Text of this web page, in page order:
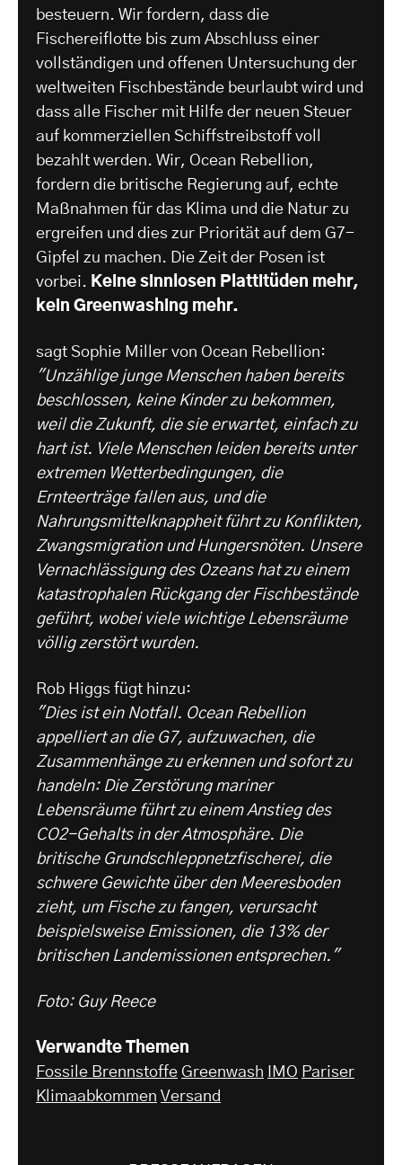
besteuern. Wir fordern, dass die
Fischereiflotte bis zum Abschluss einer
vollständigen und offenen Untersuchung der
weltweiten Fischbestände beurlaubt wird und
dass alle Fischer mit Hilfe der neuen Steuer
auf kommerziellen Schiffstreibstoff voll
bezahlt werden. Wir, Ocean Rebellion,
fordern die britische Regierung auf, echte
Maßnahmen für das Klima und die Natur zu
ergreifen und dies zur Priorität auf dem G7-
Gipfel zu machen. Die Zeit der Posen ist
vorbei. Keine sinnlosen Plattitüden mehr,
kein Greenwashing mehr.
sagt Sophie Miller von Ocean Rebellion:
"Unzählige junge Menschen haben bereits
beschlossen, keine Kinder zu bekommen,
weil die Zukunft, die sie erwartet, einfach zu
hart ist. Viele Menschen leiden bereits unter
extremen Wetterbedingungen, die
Ernteerträge fallen aus, und die
Nahrungsmittelknappheit führt zu Konflikten,
Zwangsmigration und Hungersnöten. Unsere
Vernachlässigung des Ozeans hat zu einem
katastrophalen Rückgang der Fischbestände
geführt, wobei viele wichtige Lebensräume
völlig zerstört wurden.
Rob Higgs fügt hinzu:
"Dies ist ein Notfall. Ocean Rebellion
appelliert an die G7, aufzuwachen, die
Zusammenhänge zu erkennen und sofort zu
handeln: Die Zerstörung mariner
Lebensräume führt zu einem Anstieg des
CO2-Gehalts in der Atmosphäre. Die
britische Grundschleppnetzfischerei, die
schwere Gewichte über den Meeresboden
zieht, um Fische zu fangen, verursacht
beispielsweise Emissionen, die 13% der
britischen Landemissionen entsprechen."
Foto: Guy Reece
Verwandte Themen
Fossile Brennstoffe Greenwash IMO Pariser
Klimaabkommen Versand